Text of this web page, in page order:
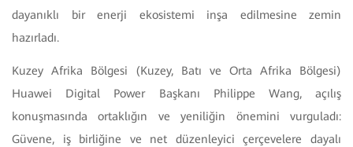
dayanıklı bir enerji ekosistemi inşa edilmesine zemin
hazırladı.
Kuzey Afrika Bölgesi (Kuzey, Batı ve Orta Afrika Bölgesi)
Huawei Digital Power Başkanı Philippe Wang, açılış
konuşmasında ortaklığın ve yeniliğin önemini vurguladı:
Güvene, iş birliğine ve net düzenleyici çerçevelere dayalı